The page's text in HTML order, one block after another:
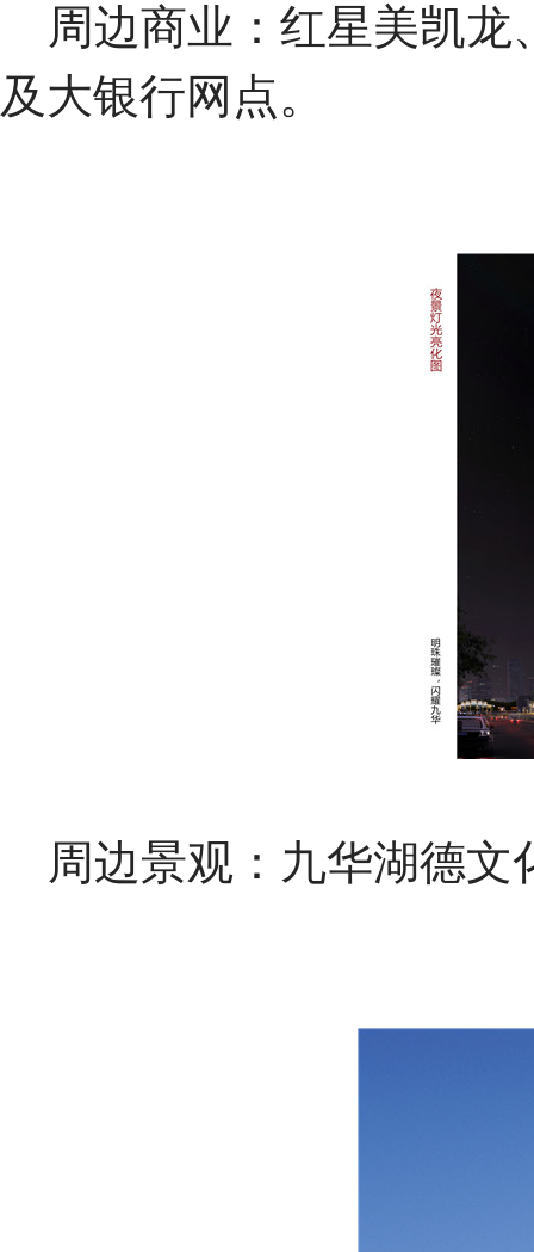
周边商业：红星美凯龙
及大银行网点。
周边景观：九华湖德文